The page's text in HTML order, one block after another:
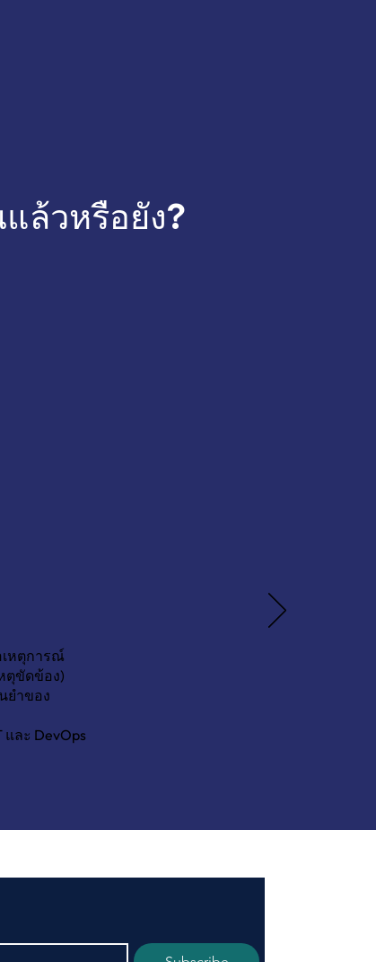
ล้วหรือยัง?
เหตุการณ์
ตุขัดข้อง)
ยำของ
ละ DevOps